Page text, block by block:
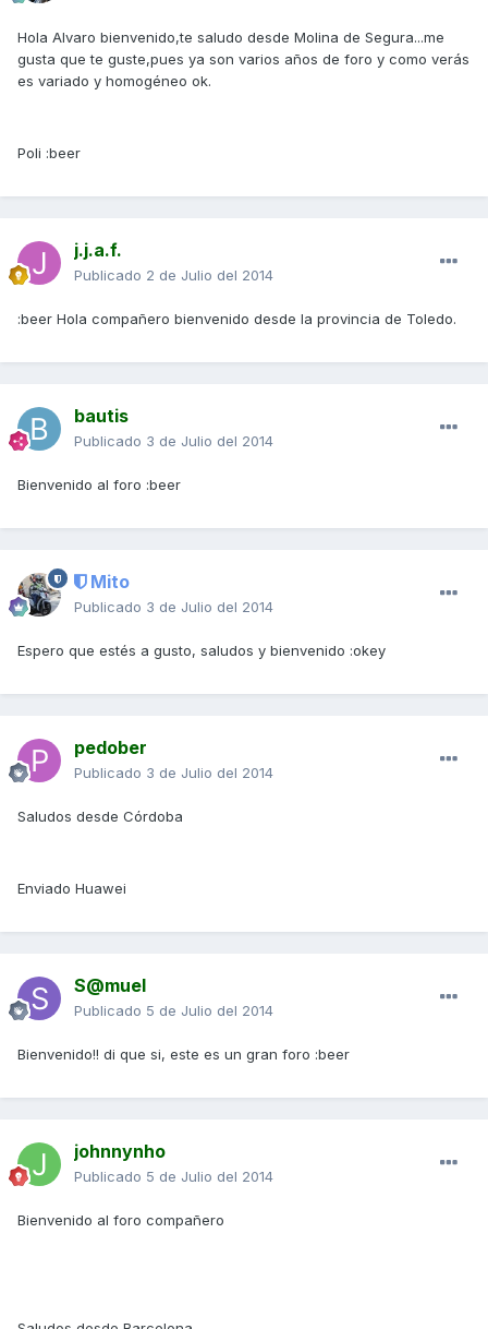
Hola Alvaro bienvenido,te saludo desde Molina de Segura...me
gusta que te guste,pues ya son varios años de foro y como verás
es variado y homogéneo ok.
Poli :beer
j.j.a.f.
Publicado 2 de Julio del 2014
:beer Hola compañero bienvenido desde la provincia de Toledo.
bautis
Publicado 3 de Julio del 2014
Bienvenido al foro :beer
Mito
Publicado 3 de Julio del 2014
Espero que estés a gusto, saludos y bienvenido :okey
pedober
Publicado 3 de Julio del 2014
Saludos desde Córdoba
Enviado Huawei
S@muel
Publicado 5 de Julio del 2014
Bienvenido!! di que si, este es un gran foro :beer
johnnynho
Publicado 5 de Julio del 2014
Bienvenido al foro compañero